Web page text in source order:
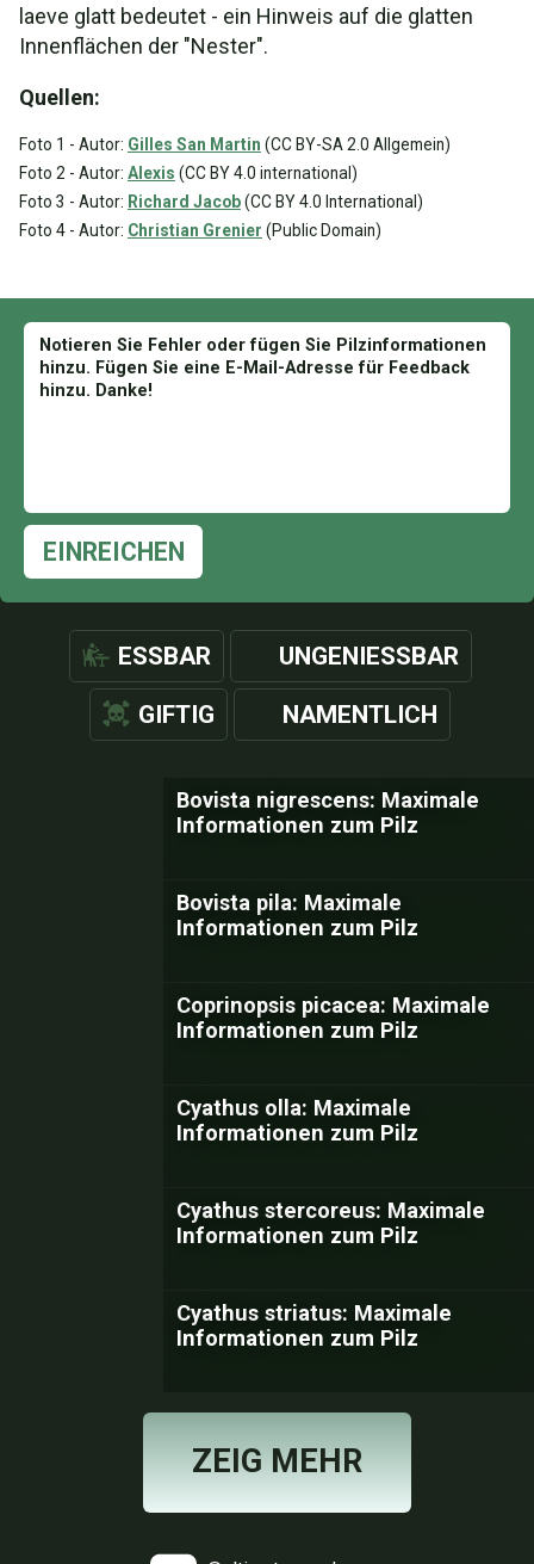
laeve glatt bedeutet - ein Hinweis auf die glatten
Innenflächen der "Nester".
Quellen:
Foto 1 - Autor: Gilles San Martin (CC BY-SA 2.0 Allgemein)
Foto 2 - Autor: Alexis (CC BY 4.0 international)
Foto 3 - Autor: Richard Jacob(CC BY 4.0 International)
Foto 4 - Autor: Christian Grenier (Public Domain)
EINREICHEN
ESSBAR UNGENIESSBAR
GIFTIG NAMENTLICH
Bovista nigrescens: Maximale
Informationen zum Pilz
Bovista pila: Maximale
Informationen zum Pilz
Coprinopsis picacea: Maximale
Informationen zum Pilz
Cyathus olla: Maximale
Informationen zum Pilz
Cyathus stercoreus: Maximale
Informationen zum Pilz
Cyathus striatus: Maximale
Informationen zum Pilz
ZEIG MEHR